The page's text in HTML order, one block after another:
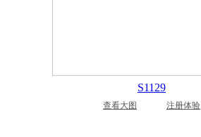
S1129
查看大图 注册体验